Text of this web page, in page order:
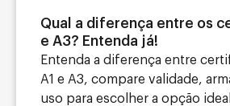
Qual a diferença entre os
e A3? Entenda já!
Entenda a diferença entre
A1 e A3, compare validade,
uso para escolher a opção